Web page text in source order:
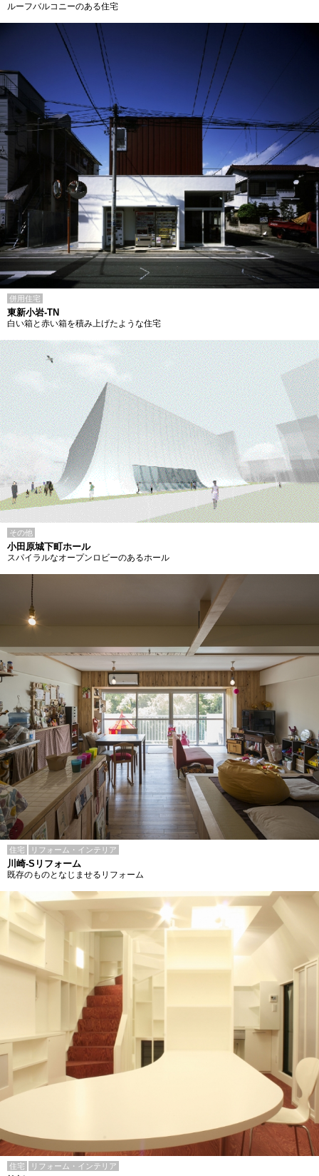
ルーフバルコニーのある住宅
併用住宅
東新小岩-TN
白い箱と赤い箱を積み上げたような住宅
その他
小田原城下町ホール
スパイラルなオープンロビーのあるホール
住宅 リフォーム・インテリア
川崎-Sリフォーム
既存のものとなじませるリフォーム
住宅 リフォーム・インテリア